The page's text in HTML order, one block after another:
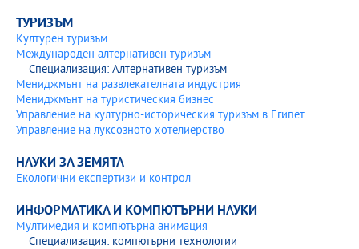
ТУРИЗЪМ
Културен туризъм
Международен алтернативен туризъм
Специализация: Алтернативен туризъм
Мениджмънт на развлекателната индустрия
Мениджмънт на туристическия бизнес
Управление на културно-историческия туризъм в Египет
Управление на луксозното хотелиерство
НАУКИ ЗА ЗЕМЯТА
Екологични експертизи и контрол
ИНФОРМАТИКА И КОМПЮТЪРНИ НАУКИ
Мултимедия и компютърна анимация
Специализация: компютърни технологии